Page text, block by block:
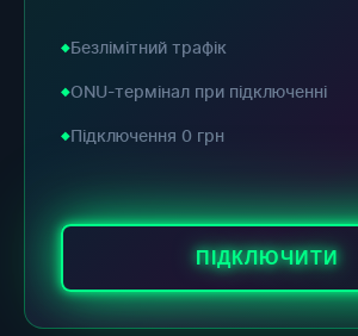
Безлімітний трафік
ONU-термінал при підключенні
Підключення 0 грн
ПІДКЛЮЧИТИ